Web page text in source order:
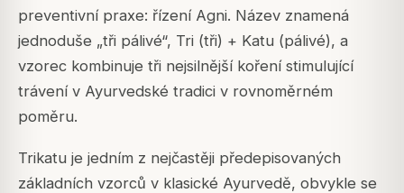
preventivní praxe: řízení Agni. Název znamená
jednoduše „tři pálivé“, Tri (tři) + Katu (pálivé), a
vzorec kombinuje tři nejsilnější koření stimulující
trávení v Ayurvedské tradici v rovnoměrném
poměru.
Trikatu je jedním z nejčastěji předepisovaných
základních vzorců v klasické Ayurvedě, obvykle se